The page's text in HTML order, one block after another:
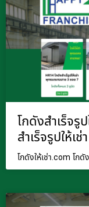
โกดังสำเร็จรู
สำเร็จรูปให้เ
โกดังให้เช่า.com โกดั